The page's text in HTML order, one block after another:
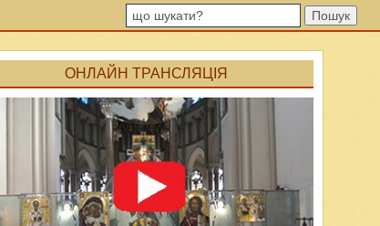
Пошук
ОНЛАЙН ТРАНСЛЯЦІЯ